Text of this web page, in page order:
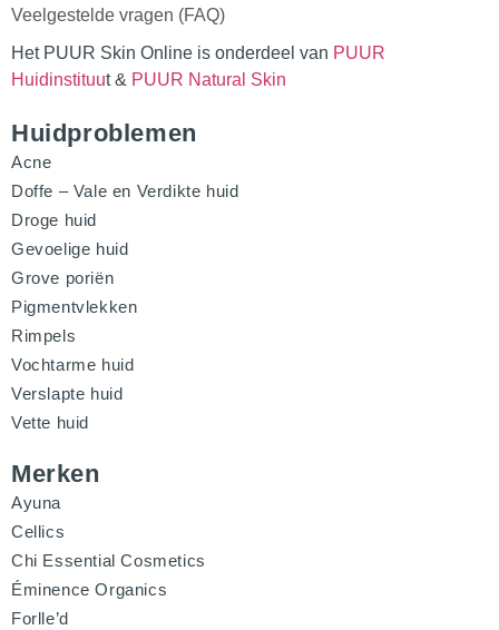
Veelgestelde vragen (FAQ)
Het PUUR Skin Online is onderdeel van PUUR
Huidinstituut & PUUR Natural Skin
Huidproblemen
Acne
Doffe – Vale en Verdikte huid
Droge huid
Gevoelige huid
Grove poriën
Pigmentvlekken
Rimpels
Vochtarme huid
Verslapte huid
Vette huid
Merken
Ayuna
Cellics
Chi Essential Cosmetics
Éminence Organics
Forlle’d